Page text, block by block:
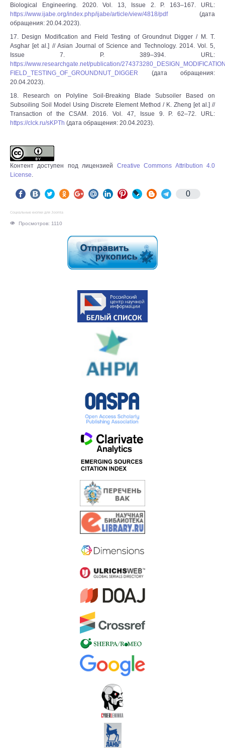
Biological Engineering. 2020. Vol. 13, Issue 2. P. 163–167. URL:
https://www.ijabe.org/index.php/ijabe/article/view/4818/pdf(дата
обращения: 20.04.2023).
17. Design Modification and Field Testing of Groundnut Digger / M. T.
Asghar [et al.] // Asian Journal of Science and Technology. 2014. Vol. 5,
Issue 7. P. 389–394. URL:
https://www.researchgate.net/publication/
FIELD_TESTING_OF_GROUNDNUT_DIGGER (дата обращения:
20.04.2023).
18. Research on Polyline Soil-Breaking Blade Subsoiler Based on
Subsoiling Soil Model Using Discrete Element Method / K. Zheng [et al.] //
Transaction of the CSAM. 2016. Vol. 47, Issue 9. P. 62–72. URL:
https://clck.ru/sKPTh (дата обращения: 20.04.2023).
Контент доступен под лицензией Creative Commons Attribution 4.0
License.
0
Социальные кнопки для Joomla
Просмотров: 1110